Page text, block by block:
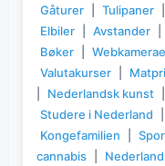
Gåturer
Tulipaner
Elbiler
Avstander
Bøker
Valutakurser
Nederlandsk kunst
Studere i Nederland
Kongefamilien
cannabis